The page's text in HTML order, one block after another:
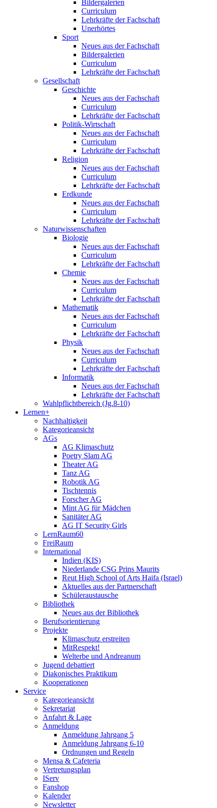
Bildergalerien
Curriculum
Lehrkräfte der Fachschaft
Unerhörtes
Sport
Neues aus der Fachschaft
Bildergalerien
Curriculum
Lehrkräfte der Fachschaft
Gesellschaft
Geschichte
Neues aus der Fachschaft
Curriculum
Lehrkräfte der Fachschaft
Politik-Wirtschaft
Neues aus der Fachschaft
Curriculum
Lehrkräfte der Fachschaft
Religion
Neues aus der Fachschaft
Curriculum
Lehrkräfte der Fachschaft
Erdkunde
Neues aus der Fachschaft
Curriculum
Lehrkräfte der Fachschaft
Naturwissenschaften
Biologie
Neues aus der Fachschaft
Curriculum
Lehrkräfte der Fachschaft
Chemie
Neues aus der Fachschaft
Curriculum
Lehrkräfte der Fachschaft
Mathematik
Neues aus der Fachschaft
Curriculum
Lehrkräfte der Fachschaft
Physik
Neues aus der Fachschaft
Curriculum
Lehrkräfte der Fachschaft
Informatik
Neues aus der Fachschaft
Lehrkräfte der Fachschaft
Wahlpflichtbereich (Jg.8-10)
Lernen+
Nachhaltigkeit
Kategorieansicht
AGs
AG Klimaschutz
Poetry Slam AG
Theater AG
Tanz AG
Robotik AG
Tischtennis
Forscher AG
Mint AG für Mädchen
Sanitäter AG
AG IT Security Girls
LernRaum60
FreiRaum
International
Indien (KIS)
Niederlande CSG Prins Maurits
Reut High School of Arts Haifa (Israel)
Aktuelles aus der Partnerschaft
Schüleraustausche
Bibliothek
Neues aus der Bibliothek
Berufsorientierung
Projekte
Klimaschutz erstreiten
MitRespekt!
Welterbe und Andreanum
Jugend debattiert
Diakonisches Praktikum
Kooperationen
Service
Kategorieansicht
Sekretariat
Anfahrt & Lage
Anmeldung
Anmeldung Jahrgang 5
Anmeldung Jahrgang 6-10
Ordnungen und Regeln
Mensa & Cafeteria
Vertretungsplan
IServ
Fanshop
Kalender
Newsletter